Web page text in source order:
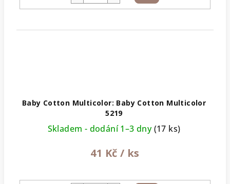
košíku
Baby Cotton Multicolor: Baby Cotton Multicolor
5219
Skladem - dodání 1–3 dny(17 ks)
41 Kč / ks